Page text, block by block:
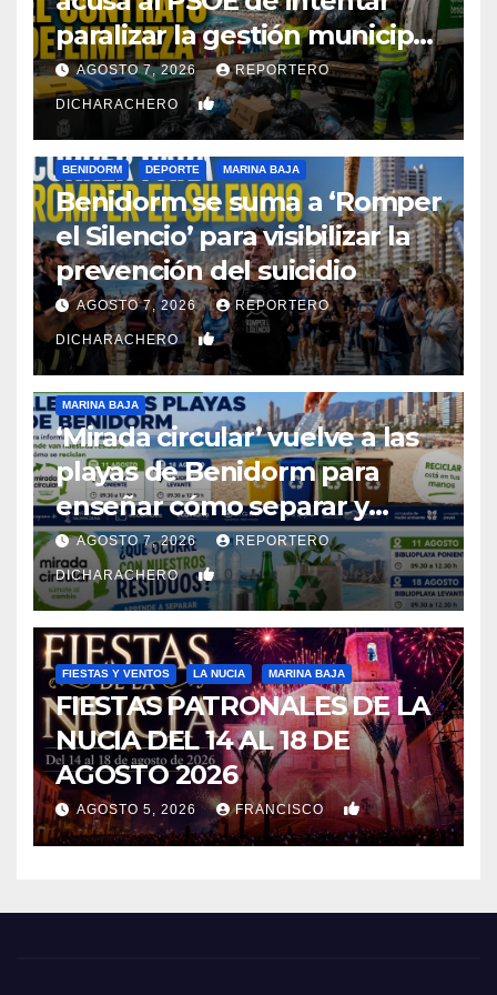
paralizar la gestión municipal
tras recurrir el contrato de
limpieza
AGOSTO 7, 2026 REPORTERO
DICHARACHERO 0
BENIDORM DEPORTE MARINA BAJA
Benidorm se suma a ‘Romper
el Silencio’ para visibilizar la
prevención del suicidio
AGOSTO 7, 2026 REPORTERO
DICHARACHERO 0
MARINA BAJA
‘Mirada circular’ vuelve a las
playas de Benidorm para
enseñar cómo separar y
reciclar los residuos
AGOSTO 7, 2026 REPORTERO
DICHARACHERO 0
FIESTAS Y VENTOS LA NUCIA MARINA BAJA
FIESTAS PATRONALES DE LA
NUCIA DEL 14 AL 18 DE
AGOSTO 2026
AGOSTO 5, 2026 FRANCISCO 0